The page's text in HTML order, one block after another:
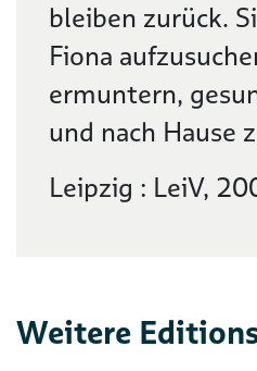
bleiben zurück.
Fiona
ermuntern,
und nach Hause
Leipzig : LeiV,
Weitere